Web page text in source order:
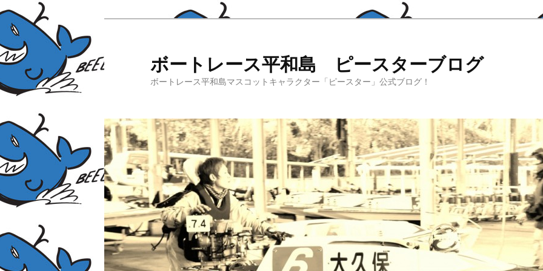
ボートレース平和島 ピースターブログ
ボートレース平和島マスコットキャラクター「ピースター」公式ブログ！